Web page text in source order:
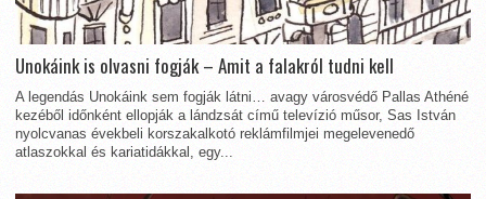
Unokáink is olvasni fogják – Amit a falakról tudni kell
A legendás Unokáink sem fogják látni… avagy városvédő Pallas Athéné
kezéből időnként ellopják a lándzsát című televízió műsor, Sas István
nyolcvanas évekbeli korszakalkotó reklámfilmjei megelevenedő
atlaszokkal és kariatidákkal, egy...